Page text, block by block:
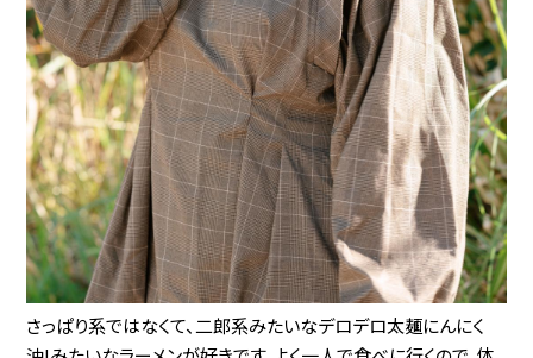
さっぱり系ではなくて、二郎系みたいなデロデロ太麺にんにく